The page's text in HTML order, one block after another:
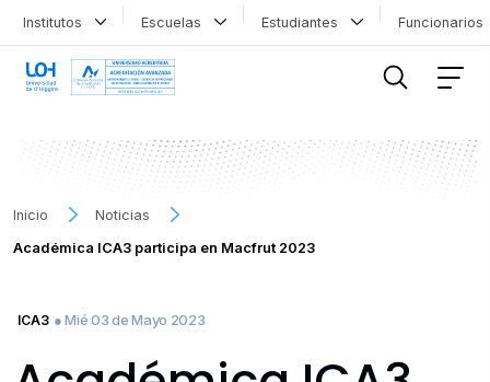
Institutos Escuelas Estudiantes
Inicio
Noticias
Académica ICA3 participa en Macfrut 2023
ICA3 ● Mié 03 de Mayo 2023